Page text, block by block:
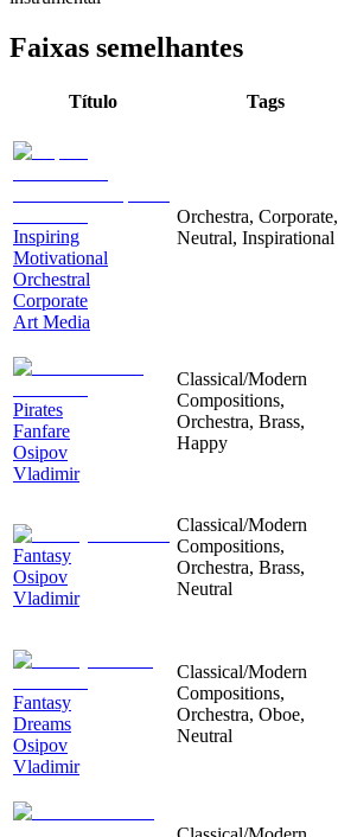
Faixas semelhantes
Título Tags
Inspiring
Motivational
Orchestral
Corporate
Art Media
Orchestra, Corporate,
Neutral, Inspirational
Pirates
Fanfare
Osipov
Vladimir
Classical/Modern
Compositions,
Orchestra, Brass,
Happy
Fantasy
Osipov
Vladimir
Classical/Modern
Compositions,
Orchestra, Brass,
Neutral
Fantasy
Dreams
Osipov
Vladimir
Classical/Modern
Compositions,
Orchestra, Oboe,
Neutral